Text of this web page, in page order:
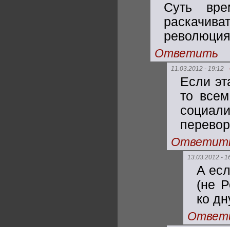
Суть
революция
Ответить
11.03.2012 - 19:12
Если
то
13.03.2012 -
А
(не
ко